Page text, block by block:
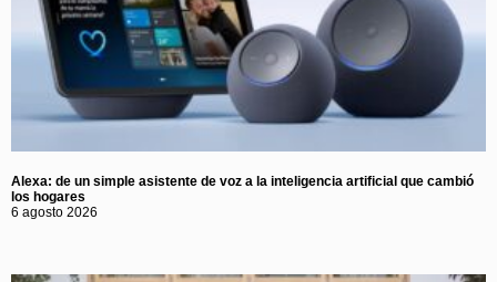
Alexa: de un simple asistente de voz a la inteligencia artificial que cambió
los hogares
6 agosto 2026